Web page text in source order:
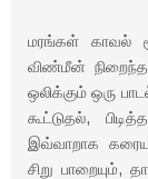
மரங்கள் காவல்
விண்மீன்
ஒலிக்கும் ஒரு
கூட்டுதல்,
இவ்வாறாக
சிறு பாறையும்,